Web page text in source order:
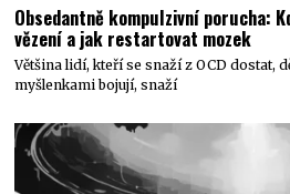
Obsedantně kompulzivní porucha:
vězení a jak restartovat mozek
Většina lidí, kteří se snaží z OCD dostat,
myšlenkami bojují, snaží